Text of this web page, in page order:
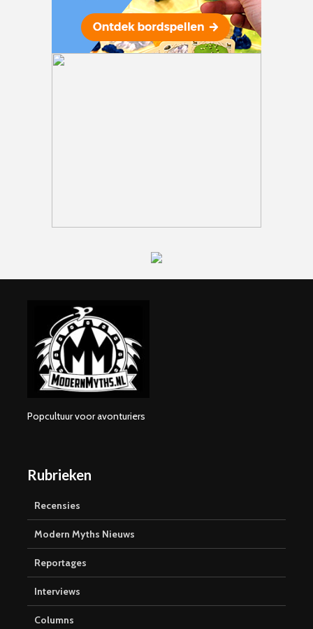
Popcultuur voor avonturiers
Rubrieken
Recensies
Modern Myths Nieuws
Reportages
Interviews
Columns